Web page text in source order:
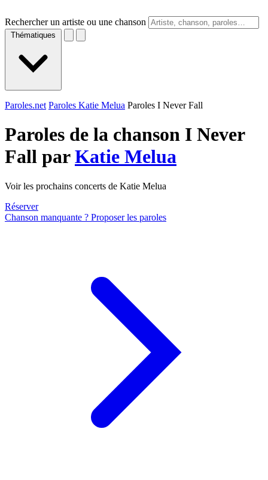
Rechercher un artiste ou une chanson
Thématiques
Paroles.net Paroles Katie Melua Paroles I Never Fall
Paroles de la chanson I Never
Fall parKatie Melua
Voir les prochains concerts de Katie Melua
Réserver
Chanson manquante ? Proposer les paroles